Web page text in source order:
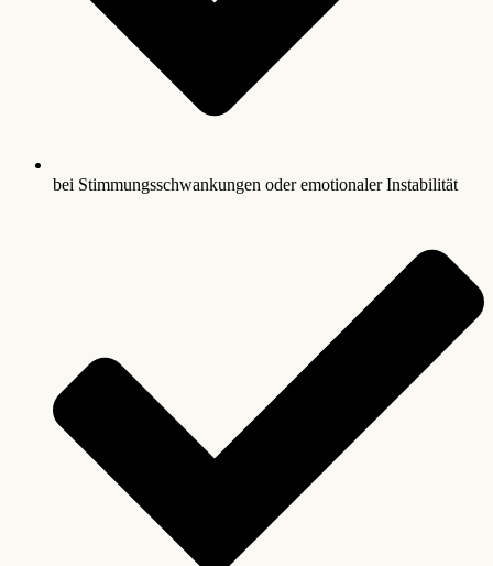
bei Stimmungsschwankungen oder emotionaler Instabilität